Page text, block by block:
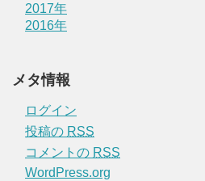
2017年
2016年
メタ情報
ログイン
投稿の RSS
コメントの RSS
WordPress.org